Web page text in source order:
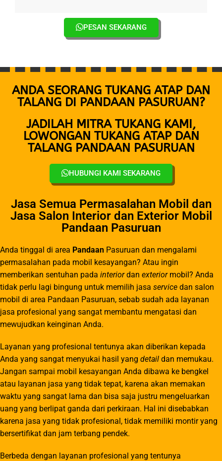
PESAN SEKARANG
ANDA SEORANG TUKANG ATAP DAN
TALANG DI PANDAAN PASURUAN?
JADILAH MITRA TUKANG KAMI,
LOWONGAN TUKANG ATAP DAN
TALANG PANDAAN PASURUAN
HUBUNGI KAMI SEKARANG
Jasa Semua Permasalahan Mobil dan
Jasa Salon Interior dan Exterior Mobil
Pandaan Pasuruan
Anda tinggal di area Pandaan Pasuruan dan mengalami
permasalahan pada mobil kesayangan? Atau ingin
memberikan sentuhan pada interiordan exterior mobil? Anda
tidak perlu lagi bingung untuk memilih jasa service dan salon
mobil di area Pandaan Pasuruan, sebab sudah ada layanan
jasa profesional yang sangat membantu mengatasi dan
mewujudkan keinginan Anda.
Layanan yang profesional tentunya akan diberikan kepada
Anda yang sangat menyukai hasil yang detail dan memukau.
Jangan sampai mobil kesayangan Anda dibawa ke bengkel
atau layanan jasa yang tidak tepat, karena akan memakan
waktu yang sangat lama dan bisa saja justru mengeluarkan
uang yang berlipat ganda dari perkiraan. Hal ini disebabkan
karena jasa yang tidak profesional, tidak memiliki montir yang
bersertifikat dan jam terbang pendek.
Berbeda dengan layanan profesional yang tentunya